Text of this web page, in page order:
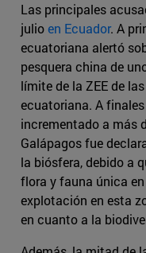
Las principales
julioen Ecuador. A
ecuatoriana alertó
pesquera china de
límite de la ZEE de
ecuatoriana. A
incrementado a más
Galápagos fue
la biósfera, debido a
flora y fauna única
explotación en esta
en cuanto a la